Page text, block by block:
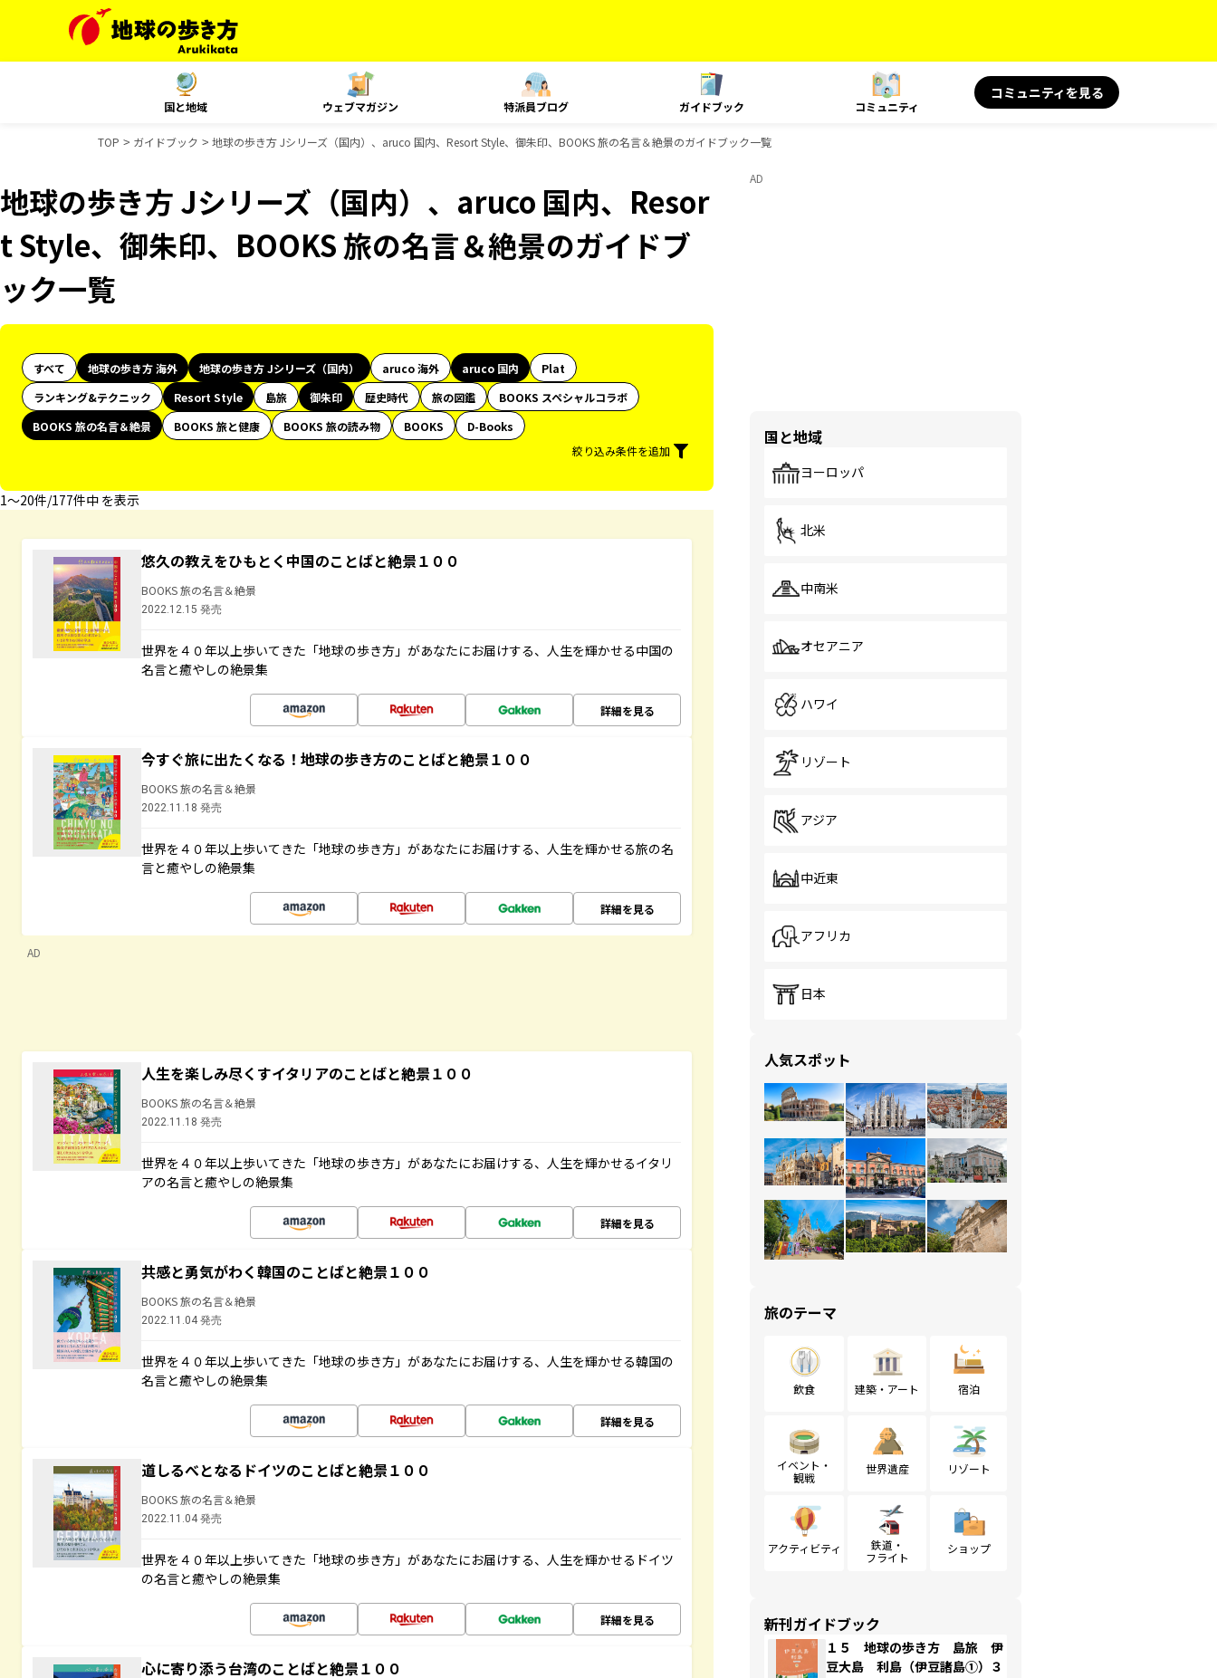
国と地域 ウェブマガジン 特派員ブログ ガイドブック コミュニティ
コミュニティを見る
TOP ガイドブック 地球の歩き方 Jシリーズ（国内）、aruco 国内、Resort Style、御朱印、BOOKS 旅の名言＆絶景のガイドブック一覧
地球の歩き方 Jシリーズ（国内）、aruco 国内、Resor
t Style、御朱印、BOOKS 旅の名言＆絶景のガイドブ
ック一覧
すべて 地球の歩き方 海外 地球の歩き方 Jシリーズ（国内） aruco 海外 aruco 国内
Plat
ランキング&テクニック
Resort Style 島旅 御朱印 歴史時代 旅の図鑑
BOOKS スペシャルコラボ
BOOKS 旅の名言＆絶景
BOOKS 旅と健康 BOOKS 旅の読み物 BOOKS
D-Books
絞り込み条件を追加
1〜20件/177件中 を表示
悠久の教えをひもとく中国のことばと絶景１００
BOOKS 旅の名言＆絶景
2022.12.15 発売
世界を４０年以上歩いてきた「地球の歩き方」があなたにお届けする、人生を輝かせる中国の
名言と癒やしの絶景集
詳細を見る
今すぐ旅に出たくなる！地球の歩き方のことばと絶景１００
BOOKS 旅の名言＆絶景
2022.11.18 発売
世界を４０年以上歩いてきた「地球の歩き方」があなたにお届けする、人生を輝かせる旅の名
言と癒やしの絶景集
詳細を見る
AD
人生を楽しみ尽くすイタリアのことばと絶景１００
BOOKS 旅の名言＆絶景
2022.11.18 発売
世界を４０年以上歩いてきた「地球の歩き方」があなたにお届けする、人生を輝かせるイタリ
アの名言と癒やしの絶景集
詳細を見る
共感と勇気がわく韓国のことばと絶景１００
BOOKS 旅の名言＆絶景
2022.11.04 発売
世界を４０年以上歩いてきた「地球の歩き方」があなたにお届けする、人生を輝かせる韓国の
名言と癒やしの絶景集
詳細を見る
道しるべとなるドイツのことばと絶景１００
BOOKS 旅の名言＆絶景
2022.11.04 発売
世界を４０年以上歩いてきた「地球の歩き方」があなたにお届けする、人生を輝かせるドイツ
の名言と癒やしの絶景集
詳細を見る
心に寄り添う台湾のことばと絶景１００
AD
国と地域
ヨーロッパ
北米
中南米
オセアニア
ハワイ
リゾート
アジア
中近東
アフリカ
日本
人気スポット
旅のテーマ
飲食 建築・アート 宿泊
イベント・
観戦
世界遺産 リゾート
アクティビティ
鉄道・
フライト
ショップ
新刊ガイドブック
１５ 地球の歩き方 島旅 伊
豆大島 利島（伊豆諸島①）３